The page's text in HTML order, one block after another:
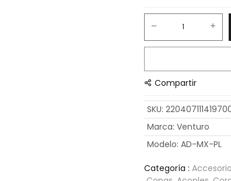
Compartir
SKU:
Marca: Venturo
Modelo: AD-MX-PL
Categoría :